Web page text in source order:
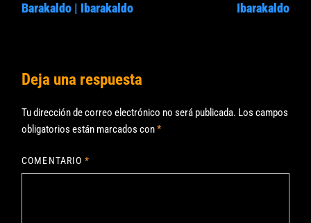
Barakaldo | Ibarakaldo
Ibarakaldo
Deja una respuesta
Tu dirección de correo electrónico no será publicada. Los campos
obligatorios están marcados con*
COMENTARIO*